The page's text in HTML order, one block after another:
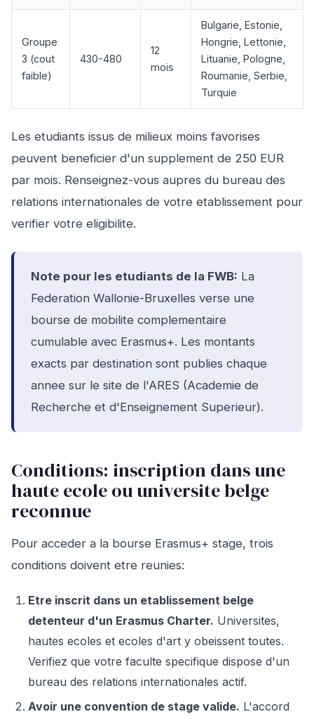
Groupe
3 (cout
faible)
430-480
12
mois
Bulgarie, Estonie,
Hongrie, Lettonie,
Lituanie, Pologne,
Roumanie, Serbie,
Turquie
Les etudiants issus de milieux moins favorises
peuvent beneficier d'un supplement de 250 EUR
par mois. Renseignez-vous aupres du bureau des
relations internationales de votre etablissement pour
verifier votre eligibilite.
Note pour les etudiants de la FWB: La
Federation Wallonie-Bruxelles verse une
bourse de mobilite complementaire
cumulable avec Erasmus+. Les montants
exacts par destination sont publies chaque
annee sur le site de l'ARES (Academie de
Recherche et d'Enseignement Superieur).
Conditions: inscription dans une
haute ecole ou universite belge
reconnue
Pour acceder a la bourse Erasmus+ stage, trois
conditions doivent etre reunies:
Etre inscrit dans un etablissement belge
detenteur d'un Erasmus Charter. Universites,
hautes ecoles et ecoles d'art y obeissent toutes.
Verifiez que votre faculte specifique dispose d'un
bureau des relations internationales actif.
Avoir une convention de stage valide. L'accord